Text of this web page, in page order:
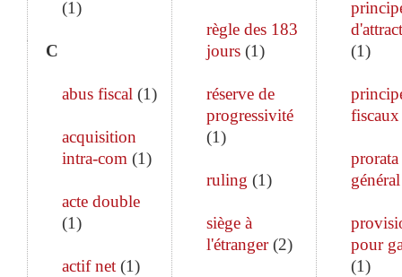
(1)
C
abus fiscal (1)
acquisition
intra-com (1)
acte double
(1)
actif net (1)
règle des 183
jours(1)
réserve de
progressivité
(1)
ruling (1)
siège à
l'étranger(2)
(1)
fiscaux
prorata
général
pour
(1)